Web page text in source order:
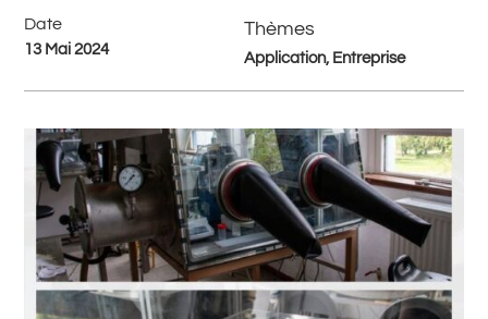
Date
13 Mai 2024
Thèmes
Application, Entreprise
# Retour à toutes les actualités